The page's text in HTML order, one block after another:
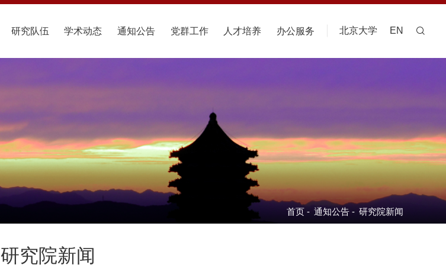
研究队伍 学术动态 通知公告 党群工作 人才培养 办公服务 北京大学 EN
首页 - 通知公告 - 研究院新闻
研究院新闻